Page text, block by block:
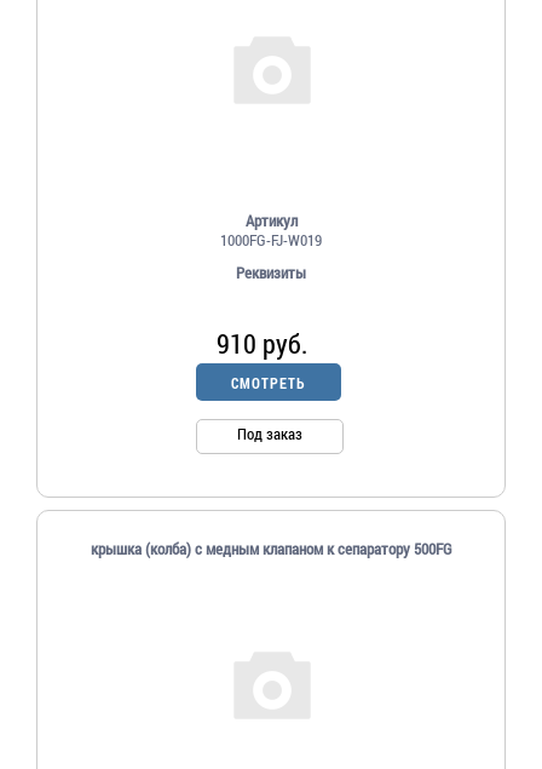
Артикул
1000FG-FJ-W019
Реквизиты
910 руб.
СМОТРЕТЬ
Под заказ
крышка (колба) c медным клапаном к сепаратору 500FG